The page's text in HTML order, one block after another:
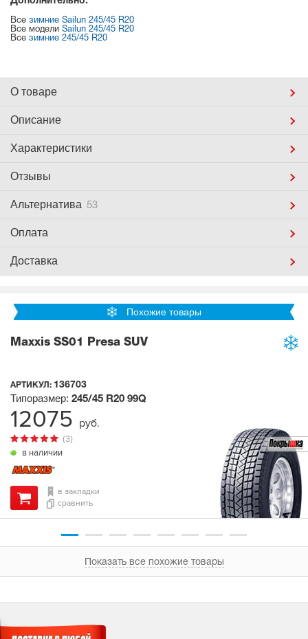
Все зимние Sailun 245/45 R20
Все модели Sailun 245/45 R20
Все зимние 245/45 R20
О товаре
Описание
Характеристики
Отзывы
Альтернатива 53
Оплата
Доставка
Похожие товары
Maxxis SS01 Presa SUV
АРТИКУЛ: 136703
в наличии
(3)
Типоразмер: 245/45 R20 99Q
в закладки
сравнить
12075 руб.
Показать все похожие товары